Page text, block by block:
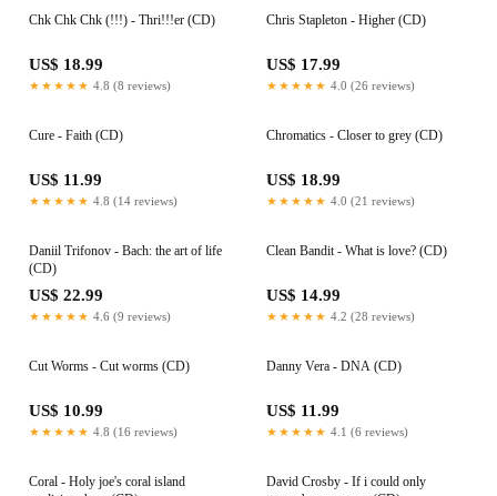
Chk Chk Chk (!!!) - Thri!!!er (CD)
US$ 18.99
★★★★★ 4.8 (8 reviews)
Chris Stapleton - Higher (CD)
US$ 17.99
★★★★★ 4.0 (26 reviews)
Cure - Faith (CD)
US$ 11.99
★★★★★ 4.8 (14 reviews)
Chromatics - Closer to grey (CD)
US$ 18.99
★★★★★ 4.0 (21 reviews)
Daniil Trifonov - Bach: the art of life
(CD)
US$ 22.99
★★★★★ 4.6 (9 reviews)
Clean Bandit - What is love? (CD)
US$ 14.99
★★★★★ 4.2 (28 reviews)
Cut Worms - Cut worms (CD)
US$ 10.99
★★★★★ 4.8 (16 reviews)
Danny Vera - DNA (CD)
US$ 11.99
★★★★★ 4.1 (6 reviews)
Coral - Holy joe's coral island
David Crosby - If i could only